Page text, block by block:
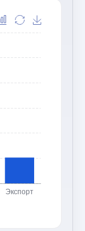
Экспорт